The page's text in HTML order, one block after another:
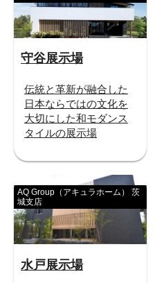
守谷展示場
伝統と革新が融合した
日本ならではの文化を
大切にした和モダンス
タイルの展示場
水戸展示場
AQ Group（アキュラホーム） 茨
城支店